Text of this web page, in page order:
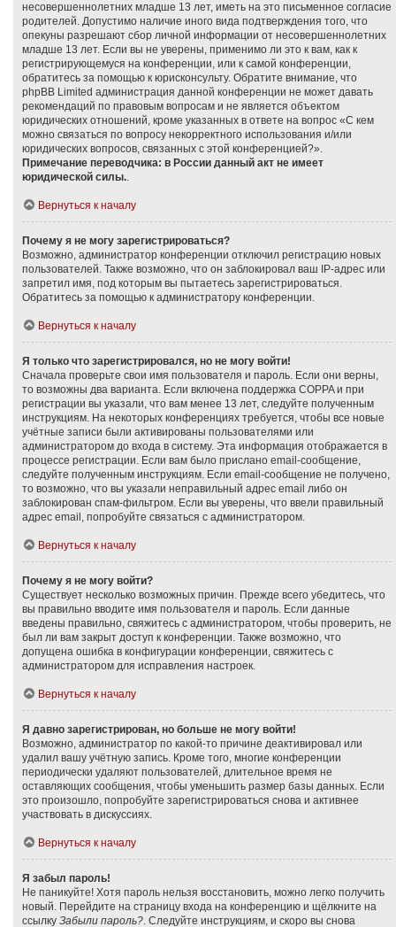
несовершеннолетних младше 13 лет, иметь на это письменное согласие
родителей. Допустимо наличие иного вида подтверждения того, что
опекуны разрешают сбор личной информации от несовершеннолетних
младше 13 лет. Если вы не уверены, применимо ли это к вам, как к
регистрирующемуся на конференции, или к самой конференции,
обратитесь за помощью к юрисконсульту. Обратите внимание, что
phpBB Limited администрация данной конференции не может давать
рекомендаций по правовым вопросам и не является объектом
юридических отношений, кроме указанных в ответе на вопрос «С кем
можно связаться по вопросу некорректного использования и/или
юридических вопросов, связанных с этой конференцией?».
Примечание переводчика: в России данный акт не имеет
юридической силы..
Вернуться к началу
Почему я не могу зарегистрироваться?
Возможно, администратор конференции отключил регистрацию новых
пользователей. Также возможно, что он заблокировал ваш IP-адрес или
запретил имя, под которым вы пытаетесь зарегистрироваться.
Обратитесь за помощью к администратору конференции.
Вернуться к началу
Я только что зарегистрировался, но не могу войти!
Сначала проверьте свои имя пользователя и пароль. Если они верны,
то возможны два варианта. Если включена поддержка COPPA и при
регистрации вы указали, что вам менее 13 лет, следуйте полученным
инструкциям. На некоторых конференциях требуется, чтобы все новые
учётные записи были активированы пользователями или
администратором до входа в систему. Эта информация отображается в
процессе регистрации. Если вам было прислано email-сообщение,
следуйте полученным инструкциям. Если email-сообщение не получено,
то возможно, что вы указали неправильный адрес email либо он
заблокирован спам-фильтром. Если вы уверены, что ввели правильный
адрес email, попробуйте связаться с администратором.
Вернуться к началу
Почему я не могу войти?
Существует несколько возможных причин. Прежде всего убедитесь, что
вы правильно вводите имя пользователя и пароль. Если данные
введены правильно, свяжитесь с администратором, чтобы проверить, не
был ли вам закрыт доступ к конференции. Также возможно, что
допущена ошибка в конфигурации конференции, свяжитесь с
администратором для исправления настроек.
Вернуться к началу
Я давно зарегистрирован, но больше не могу войти!
Возможно, администратор по какой-то причине деактивировал или
удалил вашу учётную запись. Кроме того, многие конференции
периодически удаляют пользователей, длительное время не
оставляющих сообщения, чтобы уменьшить размер базы данных. Если
это произошло, попробуйте зарегистрироваться снова и активнее
участвовать в дискуссиях.
Вернуться к началу
Я забыл пароль!
Не паникуйте! Хотя пароль нельзя восстановить, можно легко получить
новый. Перейдите на страницу входа на конференцию и щёлкните на
ссылку Забыли пароль?. Следуйте инструкциям, и скоро вы снова